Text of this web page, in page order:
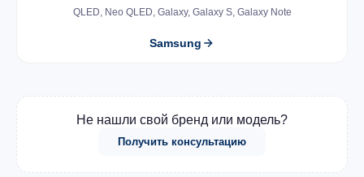
QLED, Neo QLED, Galaxy, Galaxy S, Galaxy Note
Samsung
Не нашли свой бренд или модель?
Получить консультацию